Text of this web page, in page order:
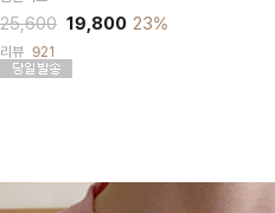
25,600 19,800 23%
리뷰 921